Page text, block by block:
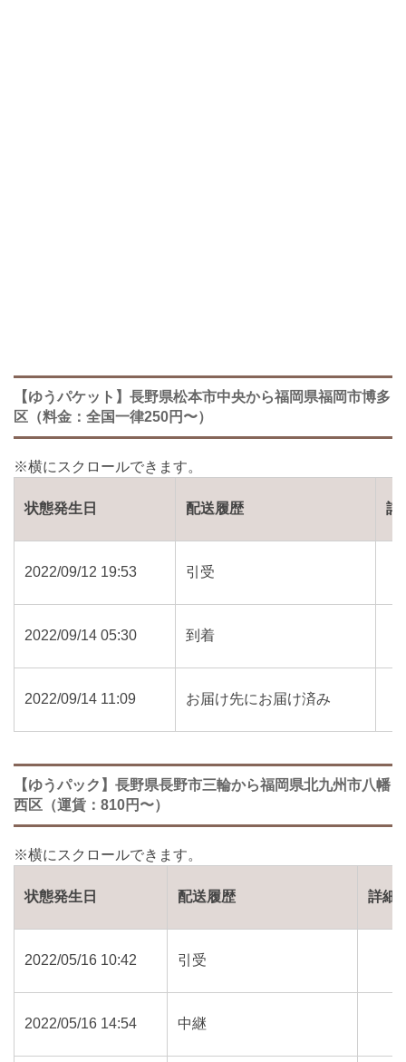
【ゆうパケット】長野県松本市中央から福岡県福岡市博多
区（料金：全国一律250円〜）
状態発生日 配送履歴 詳
2022/09/12 19:53 引受
2022/09/14 05:30 到着
2022/09/14 11:09 お届け先にお届け済み
【ゆうパック】長野県長野市三輪から福岡県北九州市八幡
西区（運賃：810円〜）
状態発生日 配送履歴 詳細
2022/05/16 10:42 引受
2022/05/16 14:54 中継